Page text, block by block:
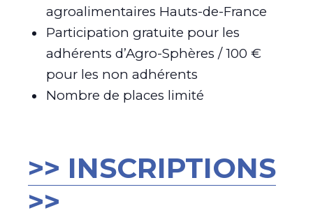
agroalimentaires Hauts-de-France
Participation gratuite pour les
adhérents d’Agro-Sphères / 100 €
pour les non adhérents
Nombre de places limité
>> INSCRIPTIONS
>>